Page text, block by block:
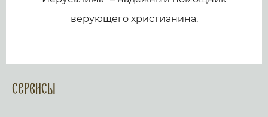
верующего христианина.
Сервисы